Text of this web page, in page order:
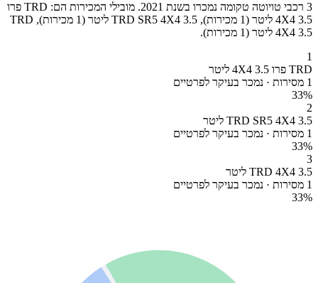
3 רכבי טויוטה טקומה נמכרו בשנת 2021. מובילי המכירות הם: TRD פרו
4X4 3.5 ליטר (1 מכירות), TRD SR5 4X4 3.5 ליטר (1 מכירות), TRD
4X4 3.5 ליטר (1 מכירות).
1
TRD פרו 4X4 3.5 ליטר
1 מסירות · נמכר בעיקר לפרטיים
33%
2
TRD SR5 4X4 3.5 ליטר
1 מסירות · נמכר בעיקר לפרטיים
33%
3
TRD 4X4 3.5 ליטר
1 מסירות · נמכר בעיקר לפרטיים
33%